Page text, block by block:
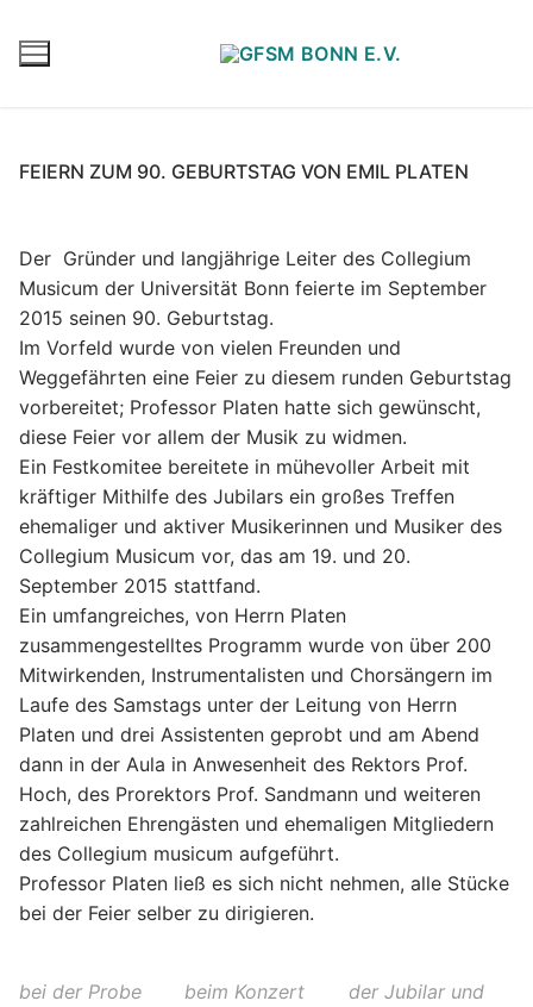
FEIERN ZUM 90. GEBURTSTAG VON EMIL PLATEN
Der Gründer und langjährige Leiter des Collegium
Musicum der Universität Bonn feierte im September
2015 seinen 90. Geburtstag.
Im Vorfeld wurde von vielen Freunden und
Weggefährten eine Feier zu diesem runden Geburtstag
vorbereitet; Professor Platen hatte sich gewünscht,
diese Feier vor allem der Musik zu widmen.
Ein Festkomitee bereitete in mühevoller Arbeit mit
kräftiger Mithilfe des Jubilars ein großes Treffen
ehemaliger und aktiver Musikerinnen und Musiker des
Collegium Musicum vor, das am 19. und 20.
September 2015 stattfand.
Ein umfangreiches, von Herrn Platen
zusammengestelltes Programm wurde von über 200
Mitwirkenden, Instrumentalisten und Chorsängern im
Laufe des Samstags unter der Leitung von Herrn
Platen und drei Assistenten geprobt und am Abend
dann in der Aula in Anwesenheit des Rektors Prof.
Hoch, des Prorektors Prof. Sandmann und weiteren
zahlreichen Ehrengästen und ehemaligen Mitgliedern
des Collegium musicum aufgeführt.
Professor Platen ließ es sich nicht nehmen, alle Stücke
bei der Feier selber zu dirigieren.
bei der Probe
beim Konzert
der Jubilar und